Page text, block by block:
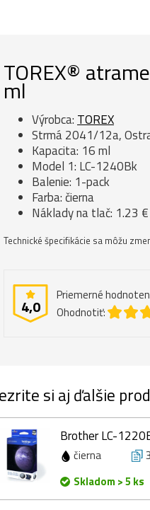
TOREX®
ml
Výrobca: TOREX
Strmá 2041/12a,
Kapacita: 16 ml
Model 1: LC-1240Bk
Balenie: 1-pack
Farba: čierna
Náklady na tlač: 1.23
Technické špecifikácie sa môžu
4,0
Priemerné
Ohodnotiť:
si aj ďalšie
Brother LC-
čierna
Skladom > 5 ks